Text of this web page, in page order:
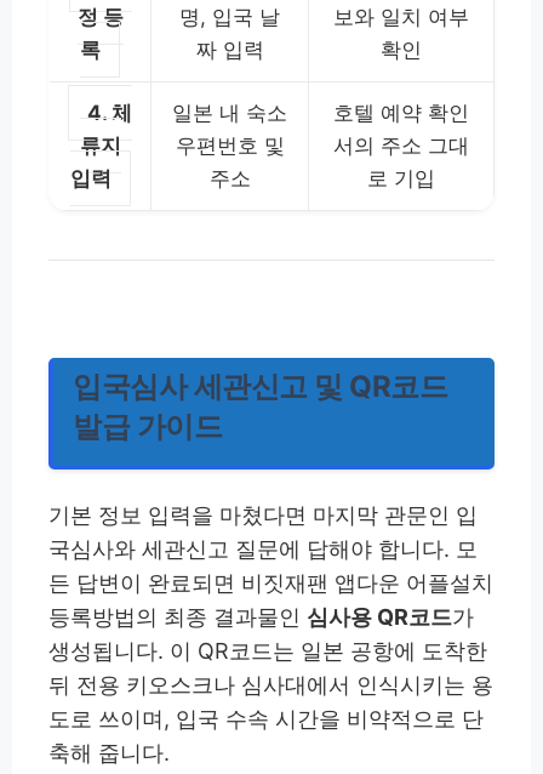
정 등
록
명, 입국 날
짜 입력
보와 일치 여부
확인
4. 체
류지
입력
일본 내 숙소
우편번호 및
주소
호텔 예약 확인
서의 주소 그대
로 기입
입국심사 세관신고 및 QR코드
발급 가이드
기본 정보 입력을 마쳤다면 마지막 관문인 입
국심사와 세관신고 질문에 답해야 합니다. 모
든 답변이 완료되면 비짓재팬 앱다운 어플설치
등록방법의 최종 결과물인 심사용 QR코드가
생성됩니다. 이 QR코드는 일본 공항에 도착한
뒤 전용 키오스크나 심사대에서 인식시키는 용
도로 쓰이며, 입국 수속 시간을 비약적으로 단
축해 줍니다.